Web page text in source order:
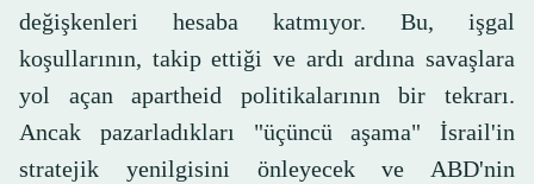
değişkenleri hesaba katmıyor. Bu, işgal
koşullarının, takip ettiği ve ardı ardına savaşlara
yol açan apartheid politikalarının bir tekrarı.
Ancak pazarladıkları "üçüncü aşama" İsrail'in
stratejik yenilgisini önleyecek ve ABD'nin